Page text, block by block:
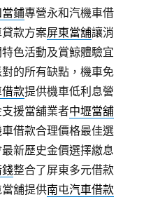
鋪專營永和汽機車借
款方案屏東當舖‎讓消
色活動及賞鯨體驗宜
的所有缺點，機車免
款提供機車低利息營
援當舖業者中壢當舖
借款合理價格最佳選
新歷史金價選擇繳息
錢整合了屏東多元借款
舖提供南屯汽車借款